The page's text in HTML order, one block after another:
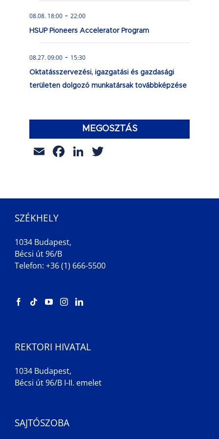
08.08. 18:00 - 22:00
HSUP Pioneers Accelerator Program
08.27. 09:00 - 15:30
Oktatásszervezési, igazgatási és gazdasági
területen dolgozó munkatársak továbbképzése
MEGOSZTÁS
EmailFacebook
LinkedIn
SZÉKHELY
1034 Budapest,
Bécsi út 96/B
Telefon: +36 (1) 666-5500
REKTORI HIVATAL
1034 Budapest,
Bécsi út 96/B I-II. emelet
SAJTÓSZOBA